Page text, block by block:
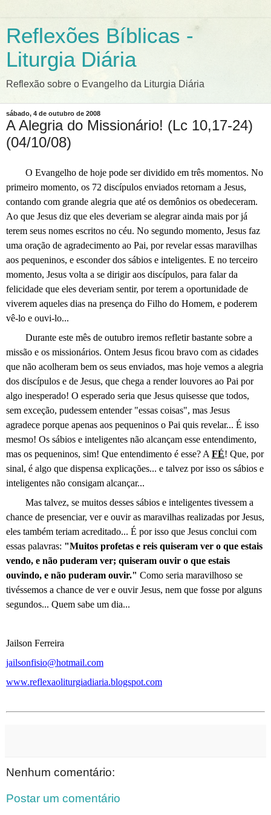
Reflexões Bíblicas -
Liturgia Diária
Reflexão sobre o Evangelho da Liturgia Diária
sábado, 4 de outubro de 2008
A Alegria do Missionário! (Lc 10,17-24)
(04/10/08)
O Evangelho de hoje pode ser dividido em três momentos. No
primeiro momento, os 72 discípulos enviados retornam a Jesus,
contando com grande alegria que até os demônios os obedeceram.
Ao que Jesus diz que eles deveriam se alegrar ainda mais por já
terem seus nomes escritos no céu. No segundo momento, Jesus faz
uma oração de agradecimento ao Pai, por revelar essas maravilhas
aos pequeninos, e esconder dos sábios e inteligentes. E no terceiro
momento, Jesus volta a se dirigir aos discípulos, para falar da
felicidade que eles deveriam sentir, por terem a oportunidade de
viverem aqueles dias na presença do Filho do Homem, e poderem
vê-lo e ouvi-lo...
Durante este mês de outubro iremos refletir bastante sobre a
missão e os missionários. Ontem Jesus ficou bravo com as cidades
que não acolheram bem os seus enviados, mas hoje vemos a alegria
dos discípulos e de Jesus, que chega a render louvores ao Pai por
algo inesperado! O esperado seria que Jesus quisesse que todos,
sem exceção, pudessem entender "essas coisas", mas Jesus
agradece porque apenas aos pequeninos o Pai quis revelar... É isso
mesmo! Os sábios e inteligentes não alcançam esse entendimento,
mas os pequeninos, sim! Que entendimento é esse? A FÉ! Que, por
sinal, é algo que dispensa explicações... e talvez por isso os sábios e
inteligentes não consigam alcançar...
Mas talvez, se muitos desses sábios e inteligentes tivessem a
chance de presenciar, ver e ouvir as maravilhas realizadas por Jesus,
eles também teriam acreditado... É por isso que Jesus conclui com
essas palavras: "Muitos profetas e reis quiseram ver o que estais
vendo, e não puderam ver; quiseram ouvir o que estais
ouvindo, e não puderam ouvir." Como seria maravilhoso se
tivéssemos a chance de ver e ouvir Jesus, nem que fosse por alguns
segundos... Quem sabe um dia...
Jailson Ferreira
jailsonfisio@hotmail.com
www.reflexaoliturgiadiaria.blogspot.com
Nenhum comentário:
Postar um comentário